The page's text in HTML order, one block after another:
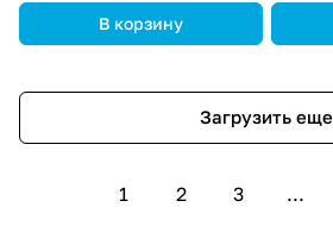
В корзину
Загрузить еще
1 2 3 ...